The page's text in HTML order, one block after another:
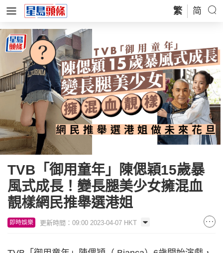
繁 简
TVB「御用童年」陳偲穎15歲暴
風式成長！變長腿美少女擁混血
靚樣網民推舉選港姐
即時娛樂 更新時間：09:00 2023-04-07 HKT